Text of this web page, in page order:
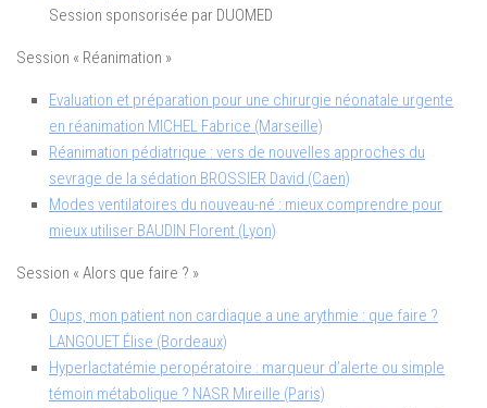
Session sponsorisée par DUOMED
Session « Réanimation »
Evaluation et préparation pour une chirurgie néonatale urgente
en réanimation MICHEL Fabrice (Marseille)
Réanimation pédiatrique : vers de nouvelles approches du
sevrage de la sédation BROSSIER David (Caen)
Modes ventilatoires du nouveau-né : mieux comprendre pour
mieux utiliser BAUDIN Florent (Lyon)
Session « Alors que faire ? »
Oups, mon patient non cardiaque a une arythmie : que faire ?
LANGOUET Élise (Bordeaux)
Hyperlactatémie peropératoire : marqueur d’alerte ou simple
témoin métabolique ? NASR Mireille (Paris)